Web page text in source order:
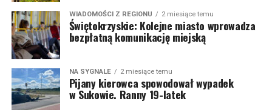
WIADOMOŚCI Z REGIONU 2 miesiące temu
Świętokrzyskie: Kolejne miasto wprowadza
bezpłatną komunikację miejską
NA SYGNALE 2 miesiące temu
Pijany kierowca spowodował wypadek
w Sukowie. Ranny 19-latek